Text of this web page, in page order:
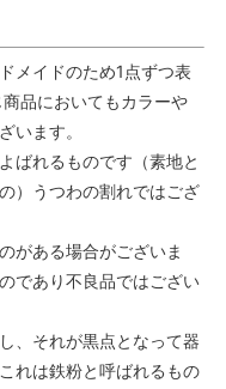
メイドのため1点ずつ表
品においてもカラーや
います。
ばれるものです（素地と
）うつわの割れではござ
がある場合がございま
であり不良品ではござい
、それが黒点となって器
れは鉄粉と呼ばれるもの